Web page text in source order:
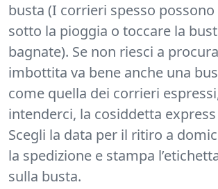
busta (I corrieri spesso
sotto la pioggia o toccare la
bagnate). Se non riesci a
imbottita va bene anche una
come quella dei corrieri
intenderci, la cosiddetta
Scegli la data per il ritiro a
la spedizione e stampa
sulla busta.